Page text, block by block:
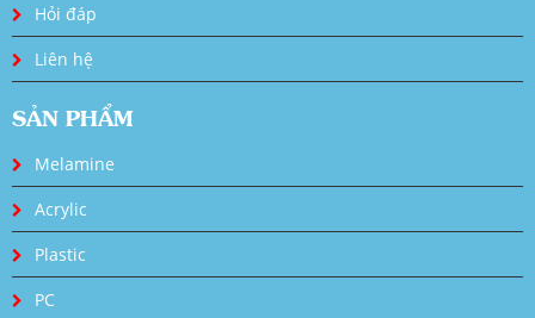
Hỏi đáp
Liên hệ
SẢN PHẨM
Melamine
Acrylic
Plastic
PC